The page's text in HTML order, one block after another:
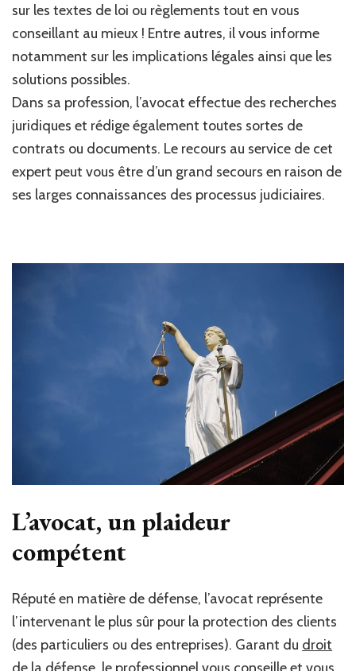
sur les textes de loi ou règlements tout en vous
conseillant au mieux ! Entre autres, il vous informe
notamment sur les implications légales ainsi que les
solutions possibles.
Dans sa profession, l’avocat effectue des recherches
juridiques et rédige également toutes sortes de
contrats ou documents. Le recours au service de cet
expert peut vous être d’un grand secours en raison de
ses larges connaissances des processus judiciaires.
L’avocat, un plaideur
compétent
Réputé en matière de défense, l’avocat représente
l’intervenant le plus sûr pour la protection des clients
(des particuliers ou des entreprises). Garant du droit